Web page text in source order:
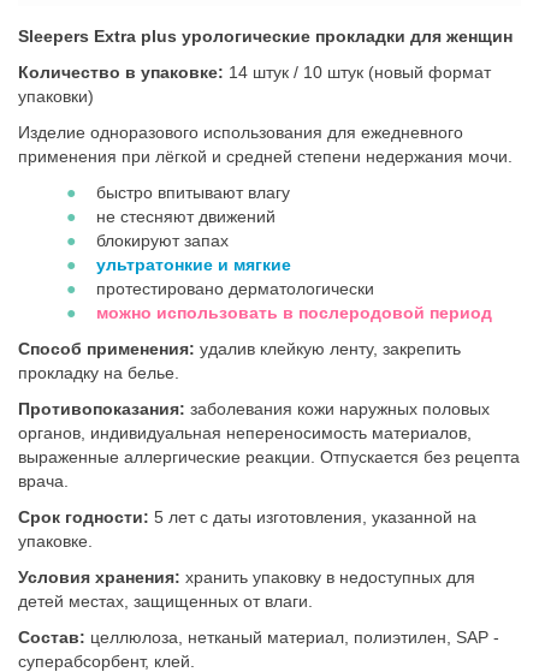
Sleepers Extra plus урологические прокладки для женщин
Количество в упаковке: 14 штук / 10 штук (новый формат
упаковки)
Изделие одноразового использования для ежедневного
применения при лёгкой и средней степени недержания мочи.
быстро впитывают влагу
не стесняют движений
блокируют запах
ультратонкие и мягкие
протестировано дерматологически
можно использовать в послеродовой период
Способ применения: удалив клейкую ленту, закрепить
прокладку на белье.
Противопоказания: заболевания кожи наружных половых
органов, индивидуальная непереносимость материалов,
выраженные аллергические реакции. Отпускается без рецепта
врача.
Срок годности: 5 лет с даты изготовления, указанной на
упаковке.
Условия хранения: хранить упаковку в недоступных для
детей местах, защищенных от влаги.
Состав: целлюлоза, нетканый материал, полиэтилен, SAP -
суперабсорбент, клей.